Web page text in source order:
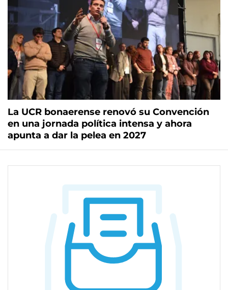
La UCR bonaerense renovó su Convención
en una jornada política intensa y ahora
apunta a dar la pelea en 2027